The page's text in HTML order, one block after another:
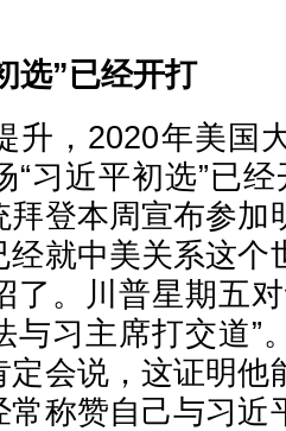
选”已经开打
升，2020年美国
“习近平初选”已
登本周宣布参加
就中美关系这个
了。川普星期五
与习主席打交道”
定会说，这证明他
常称赞自己与习近